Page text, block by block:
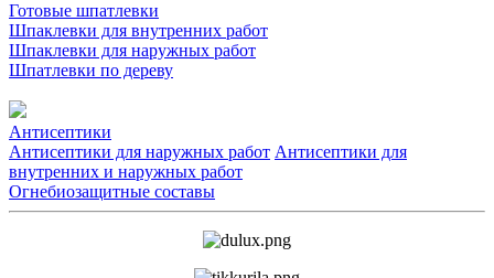
Готовые шпатлевки
Шпаклевки для внутренних работ
Шпаклевки для наружных работ
Шпатлевки по дереву
Антисептики
Антисептики для наружных работ Антисептики для
внутренних и наружных работ
Огнебиозащитные составы